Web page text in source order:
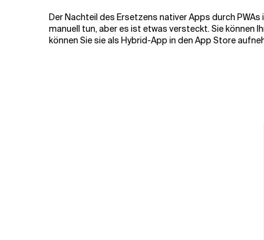
Der Nachteil des Ersetzens nativer Apps durch
manuell tun, aber es ist etwas versteckt. Sie können
können Sie sie als Hybrid-App in den App Store